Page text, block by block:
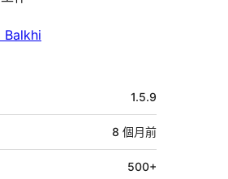
Balkhi
1.5.9
8 個月前
500+